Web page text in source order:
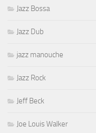
Jazz Bossa
Jazz Dub
jazz manouche
Jazz Rock
Jeff Beck
Joe Louis Walker